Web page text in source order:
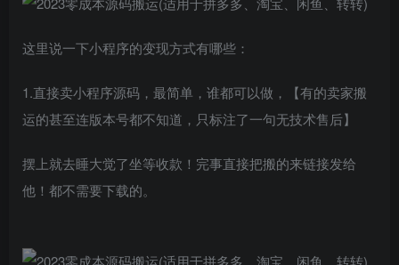
这里说一下小程序的变现方式有哪些：
1.直接卖小程序源码，最简单，谁都可以做，【有的卖家搬
运的甚至连版本号都不知道，只标注了一句无技术售后】
摆上就去睡大觉了坐等收款！完事直接把搬的来链接发给
他！都不需要下载的。